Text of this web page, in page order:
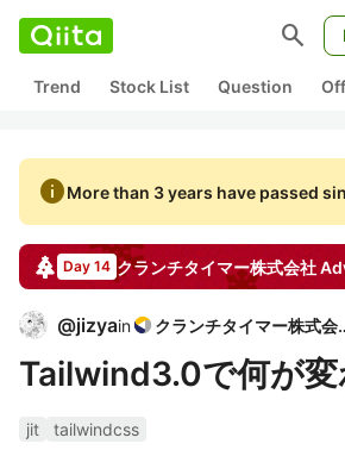
search
Trend Stock List Question
infoMore than 3 years have passed
Day 14 クランチタイマー株式会社
@jizyain クラン
Tailwind3.0で何が変
jit
tailwindcss